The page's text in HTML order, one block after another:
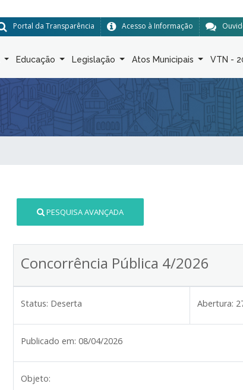
Acesso à Informação
Portal da Transparência
Educação Legislação Atos Municipais VTN -
PESQUISA AVANÇADA
Concorrência Pública 4/2026
Status: Deserta Abertura:
Publicado em: 08/04/2026
Objeto: